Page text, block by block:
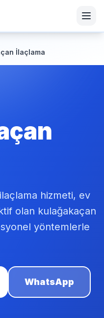
İlaçlama
hizmeti, ev
olan kulağakaçan
yöntemlerle
WhatsApp